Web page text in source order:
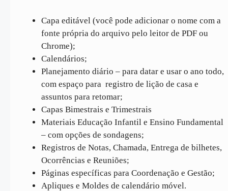
Capa editável (você pode adicionar o nome com a
fonte própria do arquivo pelo leitor de PDF ou
Chrome);
Calendários;
Planejamento diário – para datar e usar o ano todo,
com espaço para registro de lição de casa e
assuntos para retomar;
Capas Bimestrais e Trimestrais
Materiais Educação Infantil e Ensino Fundamental
– com opções de sondagens;
Registros de Notas, Chamada, Entrega de bilhetes,
Ocorrências e Reuniões;
Páginas específicas para Coordenação e Gestão;
Apliques e Moldes de calendário móvel.